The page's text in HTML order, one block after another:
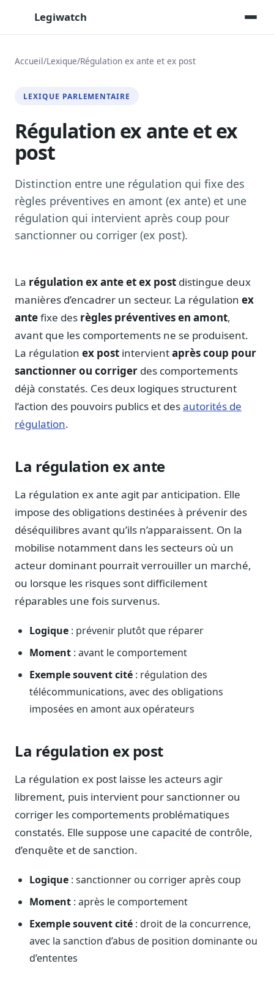
Legiwatch
Posez vos questions, réponses sourcées
Transcriptions IA
Toutes les séances AN/Sénat transcrites
Synthèses IA
Veille des matinales radio
9 interviews politiques, analysées avant 10 h
Alertes personnalisées
Par dossier, personne, mot-clé
Notes, briefings, tableaux de bord
Fiches parlementaires
Parcours, mandats, prises de position
Registre HATVP
Cartographier l'influence sur un dossier
Affaires publiques
Cabinets, DRI, consultants en lobbying
JO, décrets, conseil des ministres, AAI
Fédérations & plaidoyer
ONG, syndicats, ordres, associations
Parlementaires
Préparez vos interventions et amendements
Veille en temps réel, embeds pour vos contenus
Données exhaustives pour vos travaux académiques
Suivi par secteur
Cas d'usage concrets
Six cas pour gagner du temps
Conseil (Advisory)
Consultants seniors, plateforme Legiwatch incluse
Guides pratiques
17 guides sur le Parlement, la procédure, le plaidoyer
Blog & Podcast Hémicycle
Analyses, méthodes, coulisses
1027 termes expliqués
Glossaire affaires publiques
Lexique par thème métier
Sources couvertes
23 flux indexés
Accueil/Lexique/Régulation ex ante et ex post
LEXIQUE PARLEMENTAIRE
Régulation ex ante et ex
post
Distinction entre une régulation qui fixe des
règles préventives en amont (ex ante) et une
régulation qui intervient après coup pour
sanctionner ou corriger (ex post).
La régulation ex ante et ex post distingue deux
manières d’encadrer un secteur. La régulation ex
antefixe des règles préventives en amont,
avant que les comportements ne se produisent.
La régulation ex post intervientaprès coup pour
sanctionner ou corriger des comportements
déjà constatés. Ces deux logiques structurent
l’action des pouvoirs publics et desautorités de
régulation.
La régulation ex ante
La régulation ex ante agit par anticipation. Elle
impose des obligations destinées à prévenir des
déséquilibres avant qu’ils n’apparaissent. On la
mobilise notamment dans les secteurs où un
acteur dominant pourrait verrouiller un marché,
ou lorsque les risques sont difficilement
réparables une fois survenus.
Logique : prévenir plutôt que réparer
Moment : avant le comportement
Exemple souvent cité : régulation des
télécommunications, avec des obligations
imposées en amont aux opérateurs
La régulation ex post
La régulation ex post laisse les acteurs agir
librement, puis intervient pour sanctionner ou
corriger les comportements problématiques
constatés. Elle suppose une capacité de contrôle,
d’enquête et de sanction.
Logique : sanctionner ou corriger après coup
Moment : après le comportement
Exemple souvent cité : droit de la concurrence,
avec la sanction d’abus de position dominante ou
d’ententes